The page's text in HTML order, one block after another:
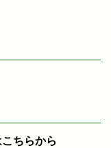
ちらから